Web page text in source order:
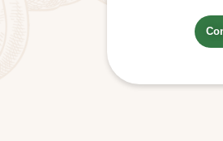
sombrero